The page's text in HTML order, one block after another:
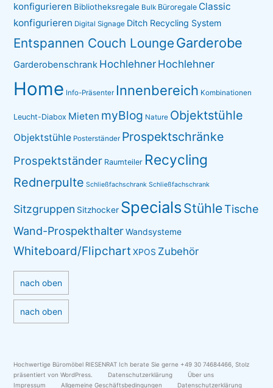
konfigurieren Bibliotheksregale Bulk Büroregale Classic
konfigurieren Digital Signage Ditch Recycling System
Entspannen Couch Lounge Garderobe
Garderobenschrank HochlehnerHochlehner
Home Info-Präsenter Innenbereich Kombinationen
Leucht-Diabox Mieten myBlog Nature Objektstühle
Objektstühle Posterständer Prospektschränke
Prospektständer Raumteiler Recycling
Rednerpulte Schließfachschrank Schließfachschrank
Sitzgruppen Sitzhocker SpecialsStühleTische
Wand-ProspekthalterWandsysteme
Whiteboard/Flipchart XPOS Zubehör
nach oben
nach oben
Hochwertige Büromöbel RIESENRAT Ich berate Sie gerne +49 30 74684466 Stolz
präsentiert von WordPress.
Datenschutzerklärung
Über uns
Impressum
Allgemeine Geschäftsbedingungen Datenschutzerklärung